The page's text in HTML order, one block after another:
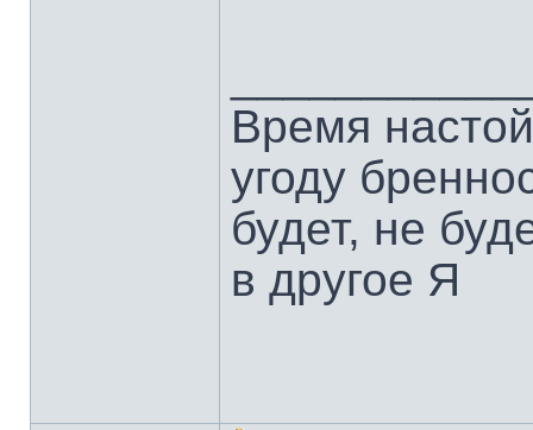
Время
угоду
будет, не
в другое Я